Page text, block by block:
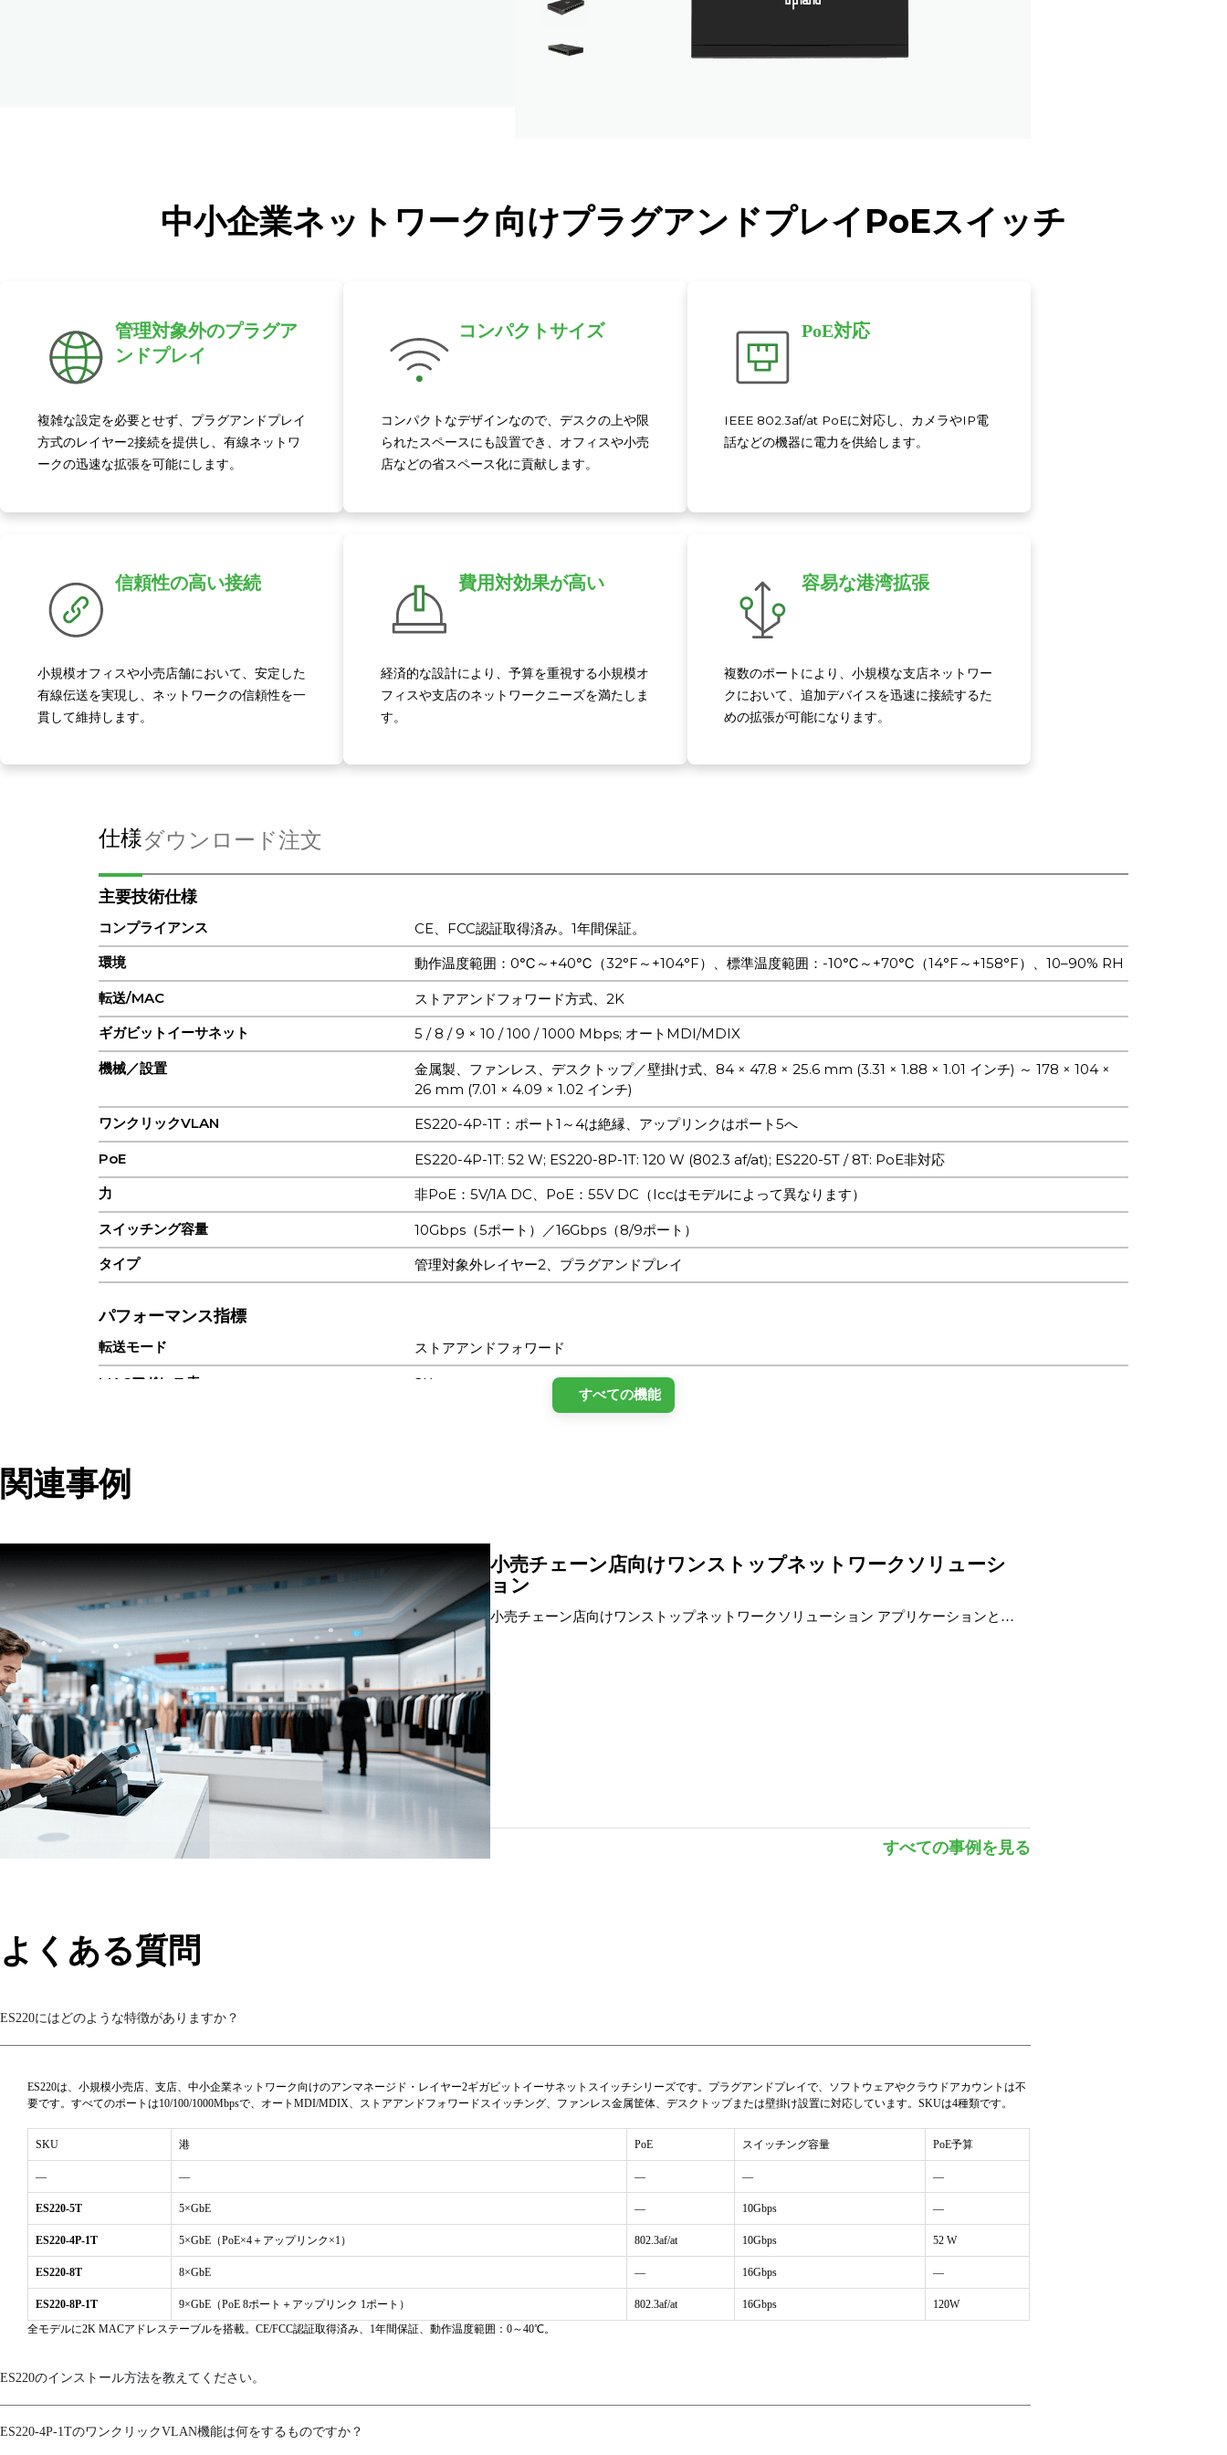
中小企業ネットワーク向けプラグアンドプレイPoEスイッチ
管理対象外のプラグア
ンドプレイ
複雑な設定を必要とせず、プラグアンドプレイ
方式のレイヤー2接続を提供し、有線ネットワ
ークの迅速な拡張を可能にします。
コンパクトサイズ
コンパクトなデザインなので、デスクの上や限
られたスペースにも設置でき、オフィスや小売
店などの省スペース化に貢献します。
PoE対応
IEEE 802.3af/at PoEに対応し、カメラやIP電
話などの機器に電力を供給します。
信頼性の高い接続
小規模オフィスや小売店舗において、安定した
有線伝送を実現し、ネットワークの信頼性を一
貫して維持します。
費用対効果が高い
経済的な設計により、予算を重視する小規模オ
フィスや支店のネットワークニーズを満たしま
す。
容易な港湾拡張
複数のポートにより、小規模な支店ネットワー
クにおいて、追加デバイスを迅速に接続するた
めの拡張が可能になります。
仕様ダウンロード注文
主要技術仕様
コンプライアンス
CE、FCC認証取得済み。1年間保証。
環境
動作温度範囲：0℃～+40℃（32°F～+104°F）、標準温度範囲：-10℃～+70℃（14°F～+158°F）、10–90% RH
転送/MAC
ストアアンドフォワード方式、2K
ギガビットイーサネット
5 / 8 / 9 × 10 / 100 / 1000 Mbps; オートMDI/MDIX
機械／設置
金属製、ファンレス、デスクトップ／壁掛け式、84 × 47.8 × 25.6 mm (3.31 × 1.88 × 1.01 インチ) ～ 178 × 104 ×
26 mm (7.01 × 4.09 × 1.02 インチ)
ワンクリックVLAN
ES220-4P-1T：ポート1～4は絶縁、アップリンクはポート5へ
PoE
ES220-4P-1T: 52 W; ES220-8P-1T: 120 W (802.3 af/at); ES220-5T / 8T: PoE非対応
力
非PoE：5V/1A DC、PoE：55V DC（Iccはモデルによって異なります）
スイッチング容量
10Gbps（5ポート）／16Gbps（8/9ポート）
タイプ
管理対象外レイヤー2、プラグアンドプレイ
パフォーマンス指標
転送モード
ストアアンドフォワード
MACアドレス表
2K
インターフェース
デュプレックス
ワンクリックVLAN
—
ポエ
いいえ
極性反転
自動MDI/MDIX
力
入力 5V / 1A DC
LED
導かれた 電源、ネットワークポート
機械
ハウジング
環境
動作温度
0℃～+40℃（32°F～+104°F）
認証
動作モード
モデル固有
ワンクリックVLAN
すべての機能
関連事例
小売チェーン店向けワンストップネットワークソリューシ
ョン
小売チェーン店向けワンストップネットワークソリューション アプリケーションとケ
ース 主な内容…
すべての事例を見る
よくある質問
ES220にはどのような特徴がありますか？
ES220は、小規模小売店、支店、中小企業ネットワーク向けのアンマネージド・レイヤー2ギガビットイーサネットスイッチシリーズです。プラグアンドプレイで、ソフトウェアやクラウドアカウントは不
要です。すべてのポートは10/100/1000Mbpsで、オートMDI/MDIX、ストアアンドフォワードスイッチング、ファンレス金属筐体、デスクトップまたは壁掛け設置に対応しています。SKUは4種類です。
SKU 港 PoE スイッチング容量 PoE予算
— — — — —
ES220-5T 5×GbE — 10Gbps —
ES220-4P-1T 5×GbE（PoE×4＋アップリンク×1） 802.3af/at 10Gbps 52 W
ES220-8T 8×GbE — 16Gbps —
ES220-8P-1T 9×GbE（PoE 8ポート＋アップリンク 1ポート） 802.3af/at 16Gbps
120W
全モデルに2K MACアドレステーブルを搭載。CE/FCC認証取得済み、1年間保証、動作温度範囲：0～40℃。
ES220のインストール方法を教えてください。
ES220-4P-1TのワンクリックVLAN機能は何をするものですか？